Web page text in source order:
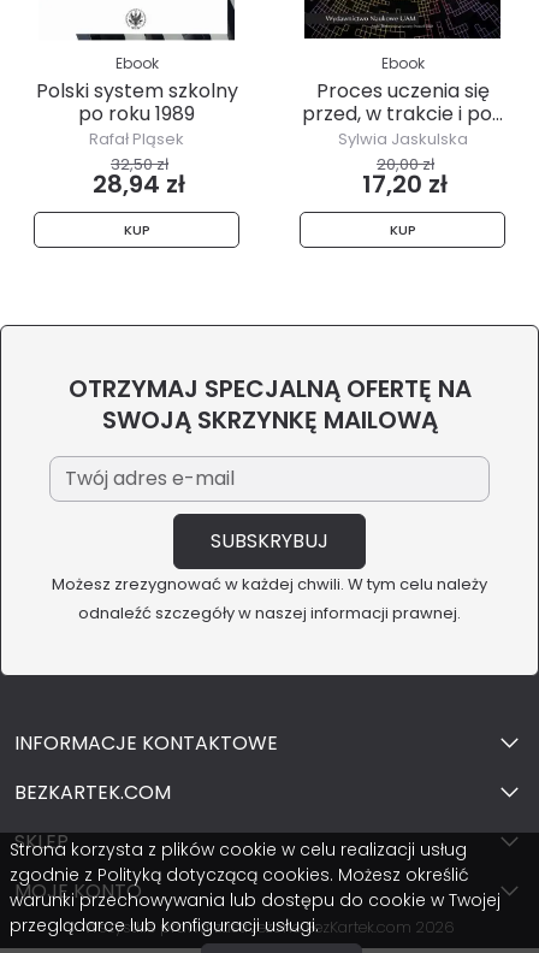
Ebook
Polski system szkolny
po roku 1989
Rafał Pląsek
32,50 zł
28,94 zł
KUP
Ebook
Proces uczenia się
przed, w trakcie i po...
Sylwia Jaskulska
20,00 zł
17,20 zł
KUP
OTRZYMAJ SPECJALNĄ OFERTĘ NA
SWOJĄ SKRZYNKĘ MAILOWĄ
Możesz zrezygnować w każdej chwili. W tym celu należy
odnaleźć szczegóły w naszej informacji prawnej.
INFORMACJE KONTAKTOWE
BEZKARTEK.COM
SKLEP
MOJE KONTO
Wszystkie prawa zastrzeżone BezKartek.com 2026
Strona korzysta z plików cookie w celu realizacji usług
zgodnie z Polityką dotyczącą cookies. Możesz określić
warunki przechowywania lub dostępu do cookie w Twojej
przeglądarce lub konfiguracji usługi.